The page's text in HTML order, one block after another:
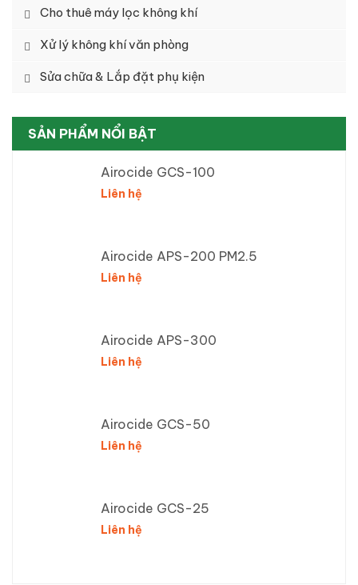
Cho thuê máy lọc không khí
Xử lý không khí văn phòng
Sửa chữa & Lắp đặt phụ kiện
SẢN PHẨM NỔI BẬT
Airocide GCS-100
Liên hệ
Airocide APS-200 PM2.5
Liên hệ
Airocide APS-300
Liên hệ
Airocide GCS-50
Liên hệ
Airocide GCS-25
Liên hệ